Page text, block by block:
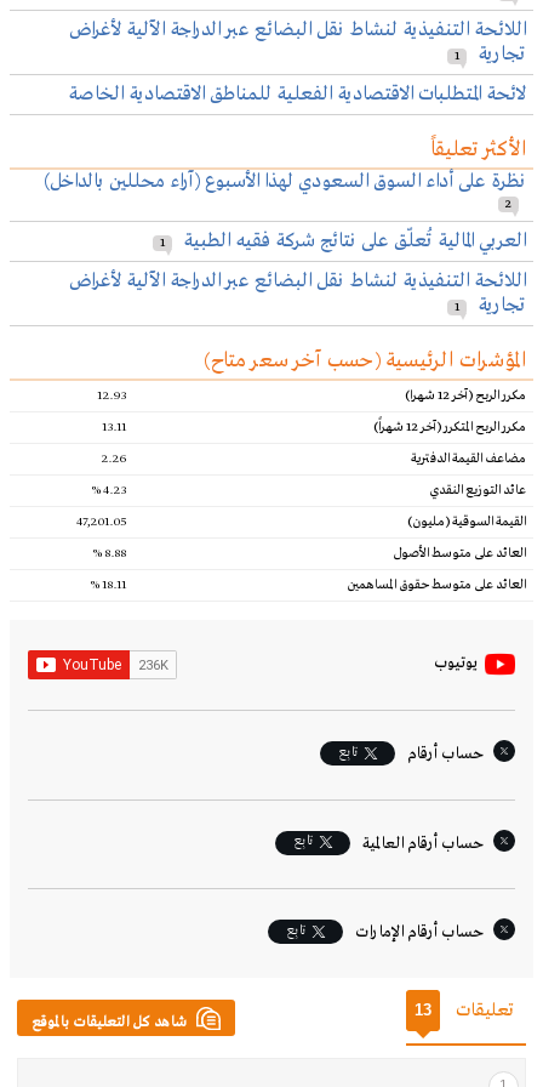
اللائحة التنفيذية لنشاط نقل البضائع عبر الدراجة الآلية لأغراض
تجارية
1
لائحة المتطلبات الاقتصادية الفعلية للمناطق الاقتصادية الخاصة
الأكثر تعليقاً
نظرة على أداء السوق السعودي لهذا الأسبوع (آراء محللين بالداخل)
2
العربي المالية تُعلّق على نتائج شركة فقيه الطبية 1
اللائحة التنفيذية لنشاط نقل البضائع عبر الدراجة الآلية لأغراض
تجارية
1
المؤشرات الرئيسية (حسب آخر سعر متاح)‎
مكرر الربح (آخر 12 شهرا)
12.93
مكرر الربح المتكرر (آخر 12 شهراً)
13.11
مضاعف القيمة الدفترية
2.26
عائد التوزيع النقدي
4.23 %
القيمة السوقية (مليون)
47,201.05
العائد على متوسط الأصول
8.88 %
العائد على متوسط حقوق المساهمين
18.11 %
يوتيوب
حساب أرقام تابِع
حساب أرقام العالمية تابِع
حساب أرقام الإمارات‎ تابِع
شاهد كل التعليقات بالموقع تعليقات 13